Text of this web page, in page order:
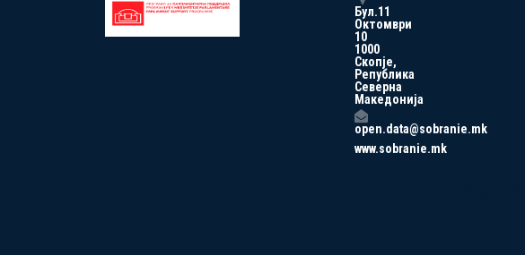
Бул.11
Октомври
10
1000
Скопје,
Република
Северна
Македонија
open.data@sobranie.mk
www.sobranie.mk